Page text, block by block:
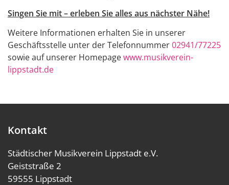
Singen Sie mit – erleben Sie alles aus nächster Nähe!
Weitere Informationen erhalten Sie in unserer
Geschäftsstelle unter der Telefonnummer02941/77225
sowie auf unserer Homepagewww.musikverein-
lippstadt.de
Kontakt
Städtischer Musikverein Lippstadt e.V.
Geiststraße 2
59555 Lippstadt